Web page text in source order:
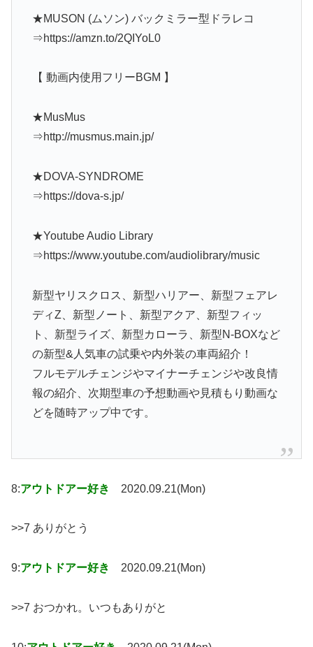
★MUSON (ムソン) バックミラー型ドラレコ
⇒https://amzn.to/2QIYoL0
【 動画内使用フリーBGM 】
★MusMus
⇒http://musmus.main.jp/
★DOVA-SYNDROME
⇒https://dova-s.jp/
★Youtube Audio Library
⇒https://www.youtube.com/audiolibrary/music
新型ヤリスクロス、新型ハリアー、新型フェアレ
ディZ、新型ノート、新型アクア、新型フィッ
ト、新型ライズ、新型カローラ、新型N-BOXなど
の新型&人気車の試乗や内外装の車両紹介！
フルモデルチェンジやマイナーチェンジや改良情
報の紹介、次期型車の予想動画や見積もり動画な
どを随時アップ中です。
8:アウトドアー好き 2020.09.21(Mon)
>>7 ありがとう
9:アウトドアー好き 2020.09.21(Mon)
>>7 おつかれ。いつもありがと